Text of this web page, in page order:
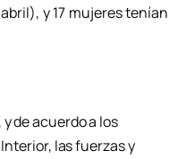
y 17 mujeres tenían
de acuerdo a los
las fuerzas y